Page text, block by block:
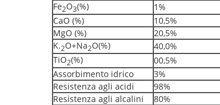
Fe2O3(%) 1%
CaO (%)
10,5%
MgO (%)
20,5%
K.2O+Na2O(%) 40,0%
TiO2(%) 00,5%
Assorbimento idrico
3%
Resistenza agli acidi
98%
Resistenza agli alcalini
80%